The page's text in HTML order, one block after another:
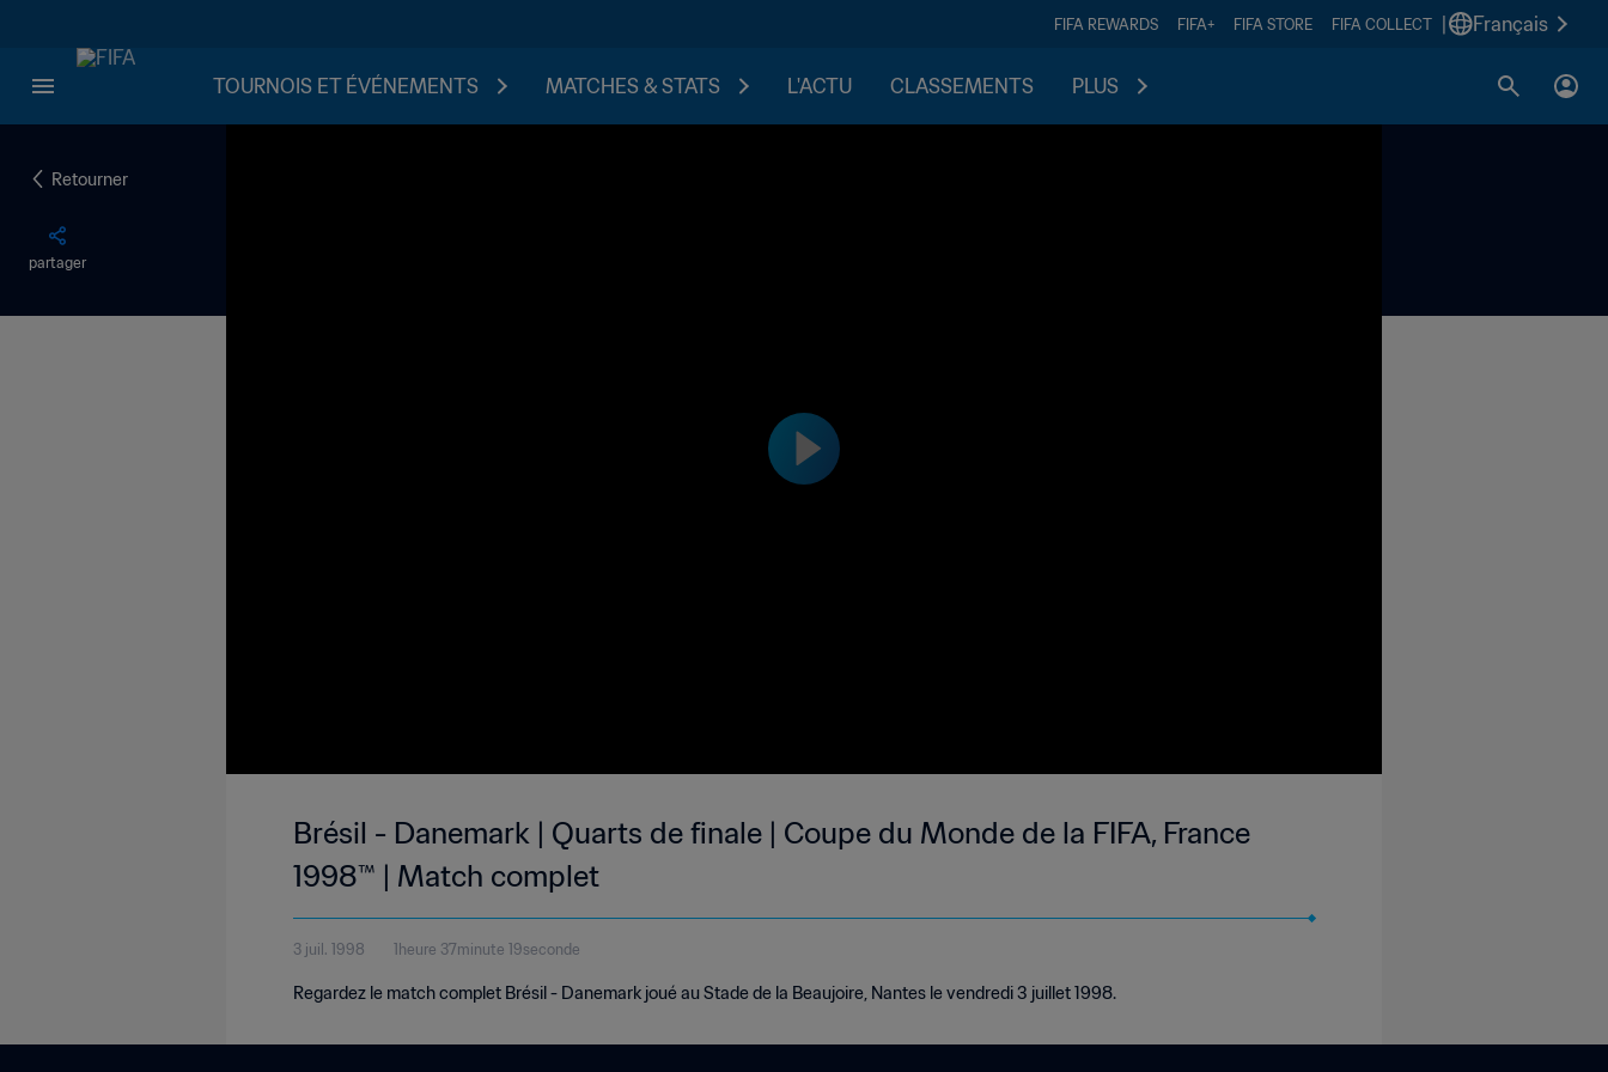
FIFA REWARDS FIFA+ FIFA STORE FIFA COLLECT Français
TOURNOIS ET ÉVÉNEMENTS MATCHES & STATS L'ACTU CLASSEMENTS PLUS
Retourner
partager
Brésil - Danemark | Quarts de finale | Coupe du Monde de la FIFA, France
1998™ | Match complet
3 juil. 1998 1heure 37minute 19seconde
Regardez le match complet Brésil - Danemark joué au Stade de la Beaujoire, Nantes le vendredi 3 juillet 1998.